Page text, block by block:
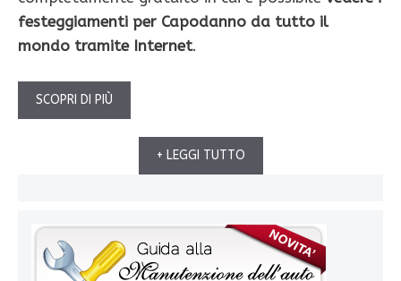
festeggiamenti per Capodanno da tutto il
mondo tramite Internet.
SCOPRI DI PIÙ
+ LEGGI TUTTO